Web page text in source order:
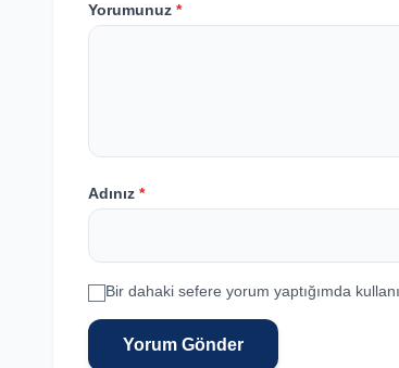
Yorumunuz *
Adınız *
Bir dahaki sefere yorum yaptığımda
Yorum Gönder